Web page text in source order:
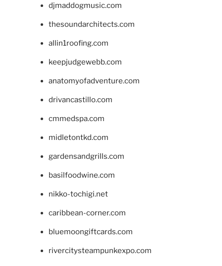
djmaddogmusic.com
thesoundarchitects.com
allin1roofing.com
keepjudgewebb.com
anatomyofadventure.com
drivancastillo.com
cmmedspa.com
midletontkd.com
gardensandgrills.com
basilfoodwine.com
nikko-tochigi.net
caribbean-corner.com
bluemoongiftcards.com
rivercitysteampunkexpo.com